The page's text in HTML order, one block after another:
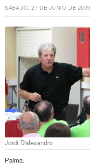
SÁBADO, 27 DE JUNIO DE 2009
Jordi D'alexandro
Palma.